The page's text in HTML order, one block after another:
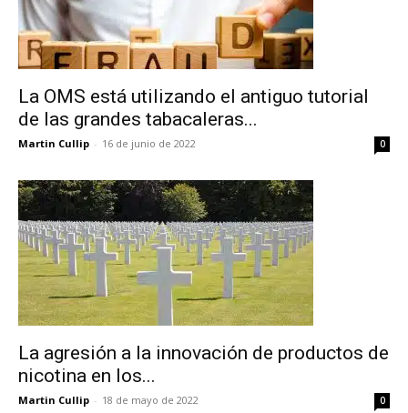
La OMS está utilizando el antiguo tutorial
de las grandes tabacaleras...
Martin Cullip - 16 de junio de 2022 0
La agresión a la innovación de productos de
nicotina en los...
Martin Cullip - 18 de mayo de 2022 0